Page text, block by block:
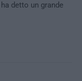
detto un grande